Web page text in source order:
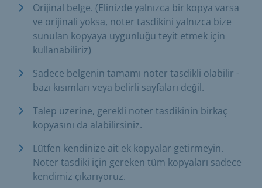
Orijinal belge. (Elinizde yalnızca bir kopya varsa
ve orijinali yoksa, noter tasdikini yalnızca bize
sunulan kopyaya uygunluğu teyit etmek için
kullanabiliriz)
Sadece belgenin tamamı noter tasdikli olabilir -
bazı kısımları veya belirli sayfaları değil.
Talep üzerine, gerekli noter tasdikinin birkaç
kopyasını da alabilirsiniz.
Lütfen kendinize ait ek kopyalar getirmeyin.
Noter tasdiki için gereken tüm kopyaları sadece
kendimiz çıkarıyoruz.